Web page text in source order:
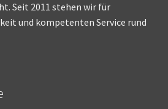
Seit 2011 stehen wir für
und kompetenten Service rund